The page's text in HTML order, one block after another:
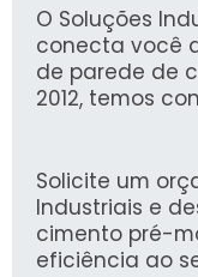
qualidade,
específicas de
O Soluções
conecta você
de parede de
2012, temos
prática na sua
industriais.
Solicite um
Industriais e
cimento pré-
eficiência ao